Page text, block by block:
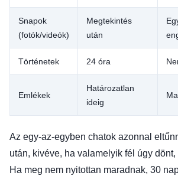
Snapok
(fotók/videók)
Megtekintés
után
Történetek 24 óra
Emlékek
Határozatlan
ideig
Az egy-az-egyben chatok azonnal
után, kivéve, ha valamelyik fél úgy
Ha meg nem nyitottan maradnak, 30